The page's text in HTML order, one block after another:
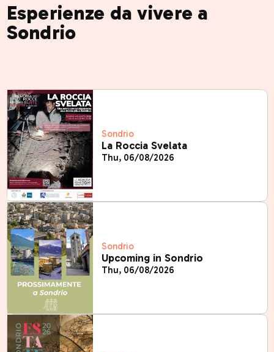
Esperienze da vivere a
Sondrio
Sondrio
La Roccia Svelata
Thu, 06/08/2026
Sondrio
Upcoming in Sondrio
Thu, 06/08/2026